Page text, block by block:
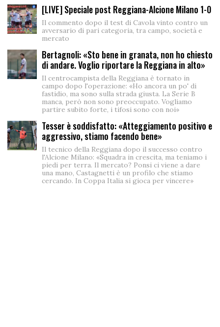
[LIVE] Speciale post Reggiana-Alcione Milano 1-0
Il commento dopo il test di Cavola vinto contro un
avversario di pari categoria, tra campo, società e
mercato
Bertagnoli: «Sto bene in granata, non ho chiesto
di andare. Voglio riportare la Reggiana in alto»
Il centrocampista della Reggiana è tornato in
campo dopo l'operazione: «Ho ancora un po' di
fastidio, ma sono sulla strada giusta. La Serie B
manca, però non sono preoccupato. Vogliamo
partire subito forte, i tifosi sono con noi»
Tesser è soddisfatto: «Atteggiamento positivo e
aggressivo, stiamo facendo bene»
Il tecnico della Reggiana dopo il successo contro
l'Alcione Milano: «Squadra in crescita, ma teniamo i
piedi per terra. Il mercato? Ponsi ci viene a dare
una mano, Castagnetti è un profilo che stiamo
cercando. In Coppa Italia si gioca per vincere»